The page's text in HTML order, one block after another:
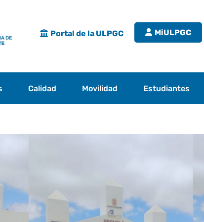
Portal de la ULPGC MiULPGC
Calidad Movilidad Estudiantes